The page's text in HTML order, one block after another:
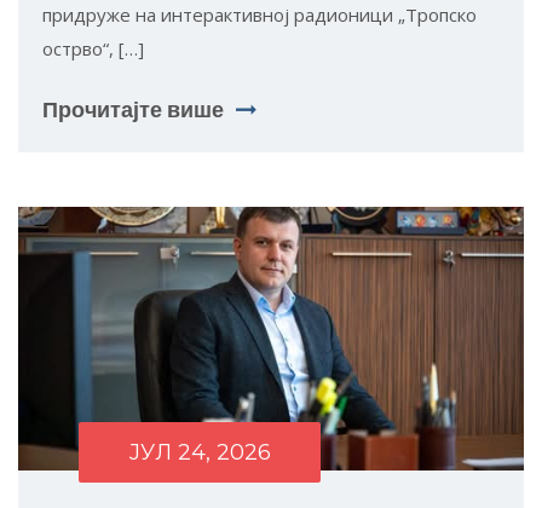
придруже на интерактивној радионици „Тропско
острво“, […]
Прочитајте више
ЈУЛ 24, 2026